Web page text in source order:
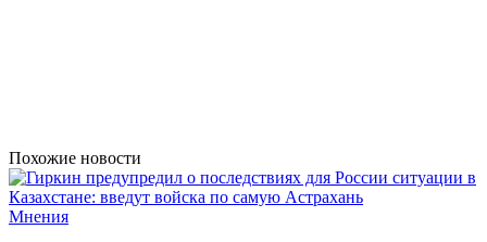
Похожие новости
Мнения